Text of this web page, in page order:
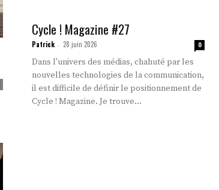
Cycle ! Magazine #27
Patrick - 28 juin 2026 0
Dans l'univers des médias, chahuté par les
nouvelles technologies de la communication,
il est difficile de définir le positionnement de
Cycle ! Magazine. Je trouve...